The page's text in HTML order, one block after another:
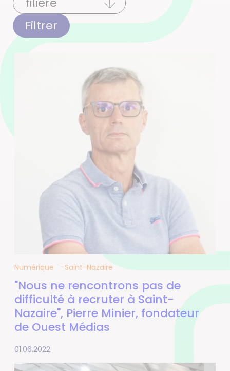
Filtrer
Numérique Saint-Nazaire
"Nous ne rencontrons pas de
difficulté à recruter à Saint-
Nazaire", Pierre Minier, fondateur
de Ouest Médias
01.06.2022